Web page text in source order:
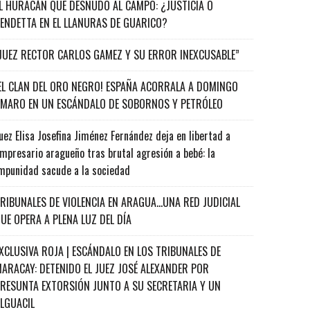
HURACÁN QUE DESNUDÓ AL CAMPO: ¿JUSTICIA O
EN EL LLANURAS DE GUARICO?
RECTOR CARLOS GAMEZ Y SU ERROR INEXCUSABLE”
CLAN DEL ORO NEGRO! ESPAÑA ACORRALA A DOMINGO
EN UN ESCÁNDALO DE SOBORNOS Y PETRÓLEO
Elisa Josefina Jiménez Fernández deja en libertad a
aragueño tras brutal agresión a bebé: la
sacude a la sociedad
DE VIOLENCIA EN ARAGUA…UNA RED JUDICIAL
OPERA A PLENA LUZ DEL DÍA
ROJA | ESCÁNDALO EN LOS TRIBUNALES DE
DETENIDO EL JUEZ JOSÉ ALEXANDER POR
EXTORSIÓN JUNTO A SU SECRETARIA Y UN